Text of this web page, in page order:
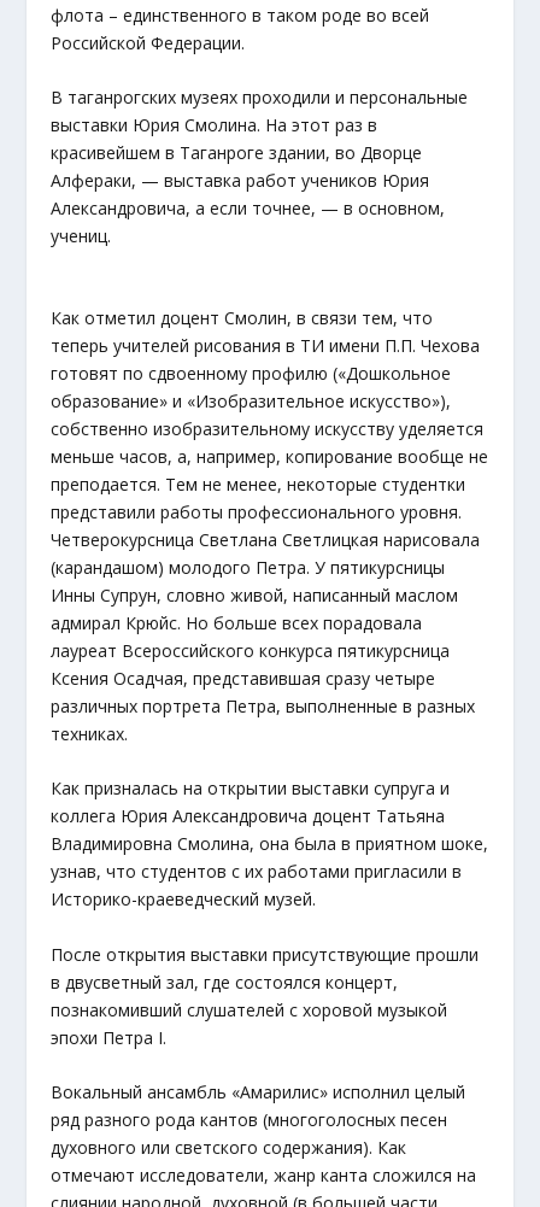
флота – единственного в таком роде во всей
Российской Федерации.
В таганрогских музеях проходили и персональные
выставки Юрия Смолина. На этот раз в
красивейшем в Таганроге здании, во Дворце
Алфераки, — выставка работ учеников Юрия
Александровича, а если точнее, — в основном,
учениц.
Как отметил доцент Смолин, в связи тем, что
теперь учителей рисования в ТИ имени П.П. Чехова
готовят по сдвоенному профилю («Дошкольное
образование» и «Изобразительное искусство»),
собственно изобразительному искусству уделяется
меньше часов, а, например, копирование вообще не
преподается. Тем не менее, некоторые студентки
представили работы профессионального уровня.
Четверокурсница Светлана Светлицкая нарисовала
(карандашом) молодого Петра. У пятикурсницы
Инны Супрун, словно живой, написанный маслом
адмирал Крюйс. Но больше всех порадовала
лауреат Всероссийского конкурса пятикурсница
Ксения Осадчая, представившая сразу четыре
различных портрета Петра, выполненные в разных
техниках.
Как призналась на открытии выставки супруга и
коллега Юрия Александровича доцент Татьяна
Владимировна Смолина, она была в приятном шоке,
узнав, что студентов с их работами пригласили в
Историко-краеведческий музей.
После открытия выставки присутствующие прошли
в двусветный зал, где состоялся концерт,
познакомивший слушателей с хоровой музыкой
эпохи Петра I.
Вокальный ансамбль «Амарилис» исполнил целый
ряд разного рода кантов (многоголосных песен
духовного или светского содержания). Как
отмечают исследователи, жанр канта сложился на